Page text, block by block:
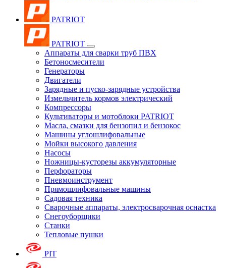
PATRIOT
PATRIOT
Аппараты для сварки труб ПВХ
Бетоносмесители
Генераторы
Двигатели
Зарядные и пуско-зарядные устройства
Измельчитель кормов электрический
Компрессоры
Культиваторы и мотоблоки PATRIOT
Масла, смазки для бензопил и бензокос
Машины углошлифовальные
Мойки высокого давления
Насосы
Ножницы-кусторезы аккумуляторные
Перфораторы
Пневмоинструмент
Прямошлифовальные машины
Садовая техника
Сварочные аппараты, электросварочная оснастка
Снегоуборщики
Станки
Тепловые пушки
PIT